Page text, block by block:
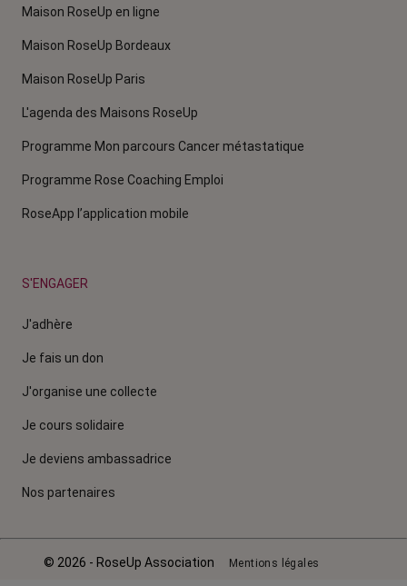
Maison RoseUp en ligne
Maison RoseUp Bordeaux
Maison RoseUp Paris
L'agenda des Maisons RoseUp
Programme Mon parcours Cancer métastatique
Programme Rose Coaching Emploi
RoseApp l’application mobile
S'ENGAGER
J'adhère
Je fais un don
J'organise une collecte
Je cours solidaire
Je deviens ambassadrice
Nos partenaires
© 2026 - RoseUp Association Mentions légales